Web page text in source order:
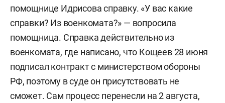
помощнице Идрисова справку. «У вас какие
справки? Из военкомата?» — вопросила
помощница. Справка действительно из
военкомата, где написано, что Кощеев 28 июня
подписал контракт с министерством обороны
РФ, поэтому в суде он присутствовать не
сможет. Сам процесс перенесли на 2 августа,